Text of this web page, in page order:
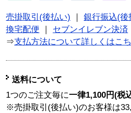
売掛取引(後払い)
銀行振込(後
換宅配便
セブンイレブン決済
⇒支払方法について詳しくはこ
送料について
1つのご注文毎に一律1,100円(税
※売掛取引(後払い)のお客様は